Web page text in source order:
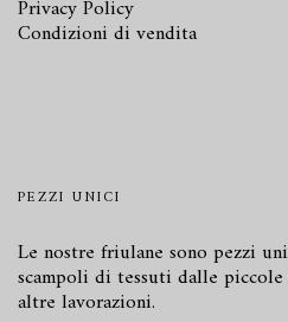
Privacy Policy
Condizioni di vendita
PEZZI UNICI
Le nostre friulane sono pezzi
scampoli di tessuti dalle
altre lavorazioni.